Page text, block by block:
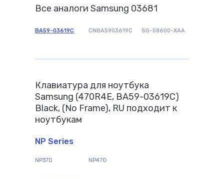
Все аналоги Samsung 03681
BA59-03619C CNBA5903619C SG-58600-XAA
Клавиатура для ноутбука
Samsung (470R4E, BA59-03619C)
Black, (No Frame), RU подходит к
ноутбукам
NP Series
NP370 NP470